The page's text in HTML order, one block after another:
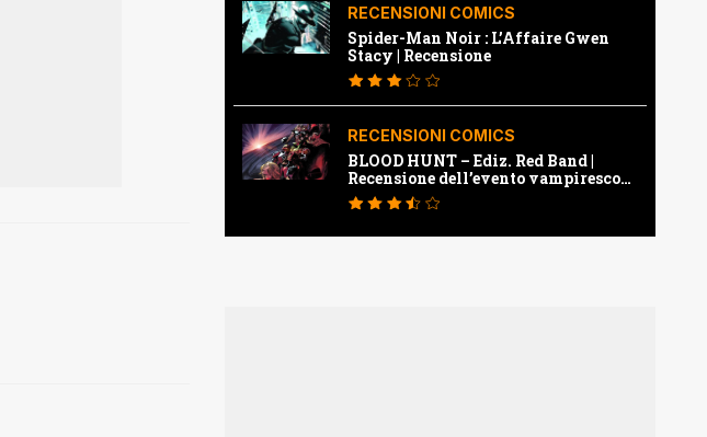
RECENSIONI COMICS
Spider-Man Noir : L’Affaire Gwen
Stacy | Recensione
RECENSIONI COMICS
BLOOD HUNT – Ediz. Red Band |
Recensione dell’evento vampiresco
della Marvel